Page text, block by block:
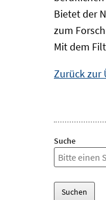
Bietet der
zum
Mit dem
Zurück zur
Suche